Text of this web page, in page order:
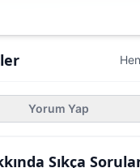
Yorum Yap
Sıkça